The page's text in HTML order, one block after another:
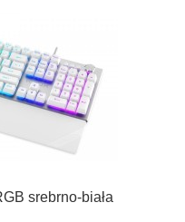
srebrno-biała